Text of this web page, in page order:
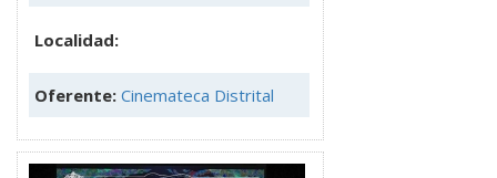
Localidad:
Oferente: Cinemateca Distrital